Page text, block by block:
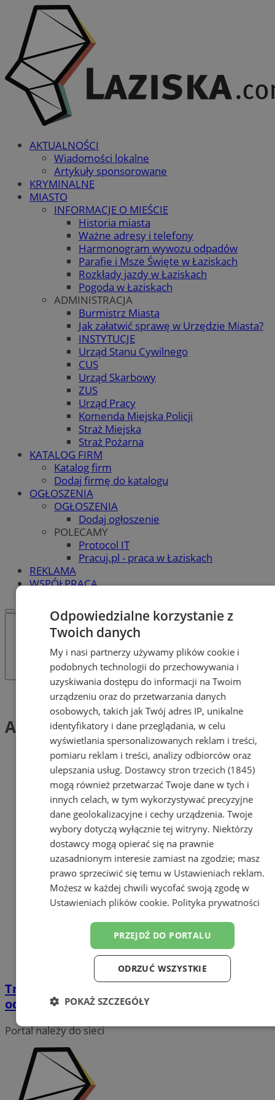
AKTUALNOŚCI
Wiadomości lokalne
Artykuły sponsorowane
KRYMINALNE
MIASTO
INFORMACJE O MIEŚCIE
Historia miasta
Ważne adresy i telefony
Harmonogram wywozu odpadów
Parafie i Msze Święte w Łaziskach
Rozkłady jazdy w Łaziskach
Pogoda w Łaziskach
ADMINISTRACJA
Burmistrz Miasta
Jak załatwić sprawę w Urzędzie Miasta?
INSTYTUCJE
Urząd Stanu Cywilnego
CUS
Urząd Skarbowy
ZUS
Urząd Pracy
Komenda Miejska Policji
Straż Miejska
Straż Pożarna
KATALOG FIRM
Katalog firm
Dodaj firmę do katalogu
OGŁOSZENIA
OGŁOSZENIA
Dodaj ogłoszenie
POLECAMY
Protocol IT
Pracuj.pl - praca w Łaziskach
REKLAMA
WSPÓŁPRACA
Tag: Architektura
Architektura (1)
Trendy w architekturze wnętrz 2024 -
odważne tekstury i naturalne materiały
Portal należy do sieci
Odpowiedzialne korzystanie z
Twoich danych
My i nasi partnerzy używamy plików cookie i
podobnych technologii do przechowywania i
uzyskiwania dostępu do informacji na Twoim
urządzeniu oraz do przetwarzania danych
osobowych, takich jak Twój adres IP, unikalne
identyfikatory i dane przeglądania, w celu
wyświetlania spersonalizowanych reklam i treści,
pomiaru reklam i treści, analizy odbiorców oraz
ulepszania usług. Dostawcy stron trzecich (1845)
mogą również przetwarzać Twoje dane w tych i
innych celach, w tym wykorzystywać precyzyjne
dane geolokalizacyjne i cechy urządzenia. Twoje
wybory dotyczą wyłącznie tej witryny. Niektórzy
dostawcy mogą opierać się na prawnie
uzasadnionym interesie zamiast na zgodzie; masz
prawo sprzeciwić się temu w Ustawieniach reklam.
Możesz w każdej chwili wycofać swoją zgodę w
Ustawieniach plików cookie. Polityka prywatności
PRZEJDŹ DO PORTALU
ODRZUĆ WSZYSTKIE
POKAŻ SZCZEGÓŁY
Niezbędne Wydajność Targetowanie
Funkcjonalność